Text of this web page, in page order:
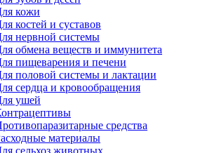
кожи
костей и суставов
нервной системы
обмена веществ и иммунитета
пищеварения и печени
половой системы и лактации
сердца и кровообращения
ушей
средства
материалы
сельхоз животных